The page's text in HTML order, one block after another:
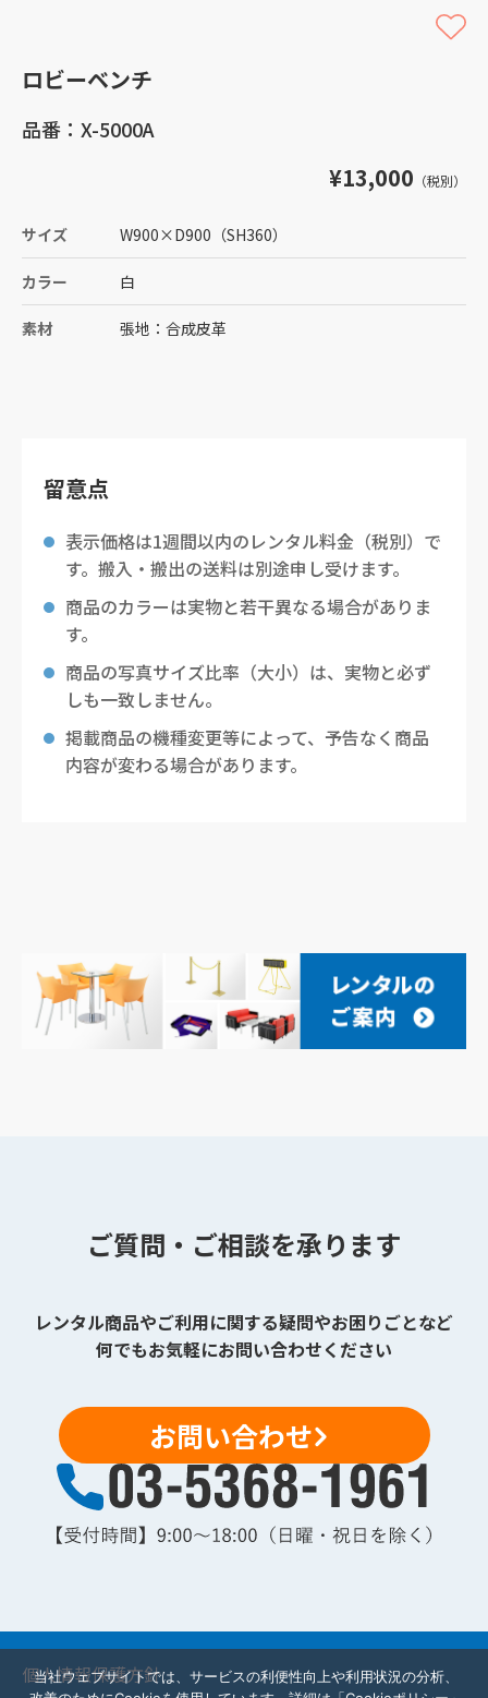
ロビーベンチ
品番：X-5000A
¥13,000 （税別）
サイズ W900×D900 （SH360）
カラー 白
素材 張地：合成皮革
留意点
表示価格は1週間以内のレンタル料金（税別）で
す。搬入・搬出の送料は別途申し受けます。
商品のカラーは実物と若干異なる場合がありま
す。
商品の写真サイズ比率（大小）は、実物と必ず
しも一致しません。
掲載商品の機種変更等によって、予告なく商品
内容が変わる場合があります。
ご質問・ご相談を承ります
レンタル商品やご利用に関する疑問やお困りごとなど
何でもお気軽にお問い合わせください
お問い合わせ
個人情報保護方針
当社ウェブサイトでは、サービスの利便性向上や利用状況の分析、